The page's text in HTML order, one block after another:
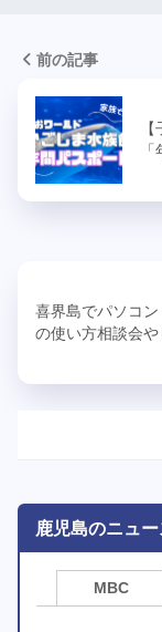
前の記事
喜界島でパソコ
の使い方相談会や
鹿児島のニュー
MBC